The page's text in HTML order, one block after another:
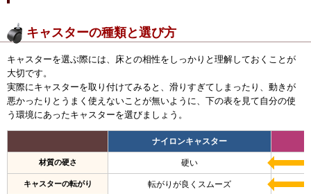
キャスターの種類と選び方
キャスターを選ぶ際には、床との相性をしっかりと理解しておくことが
大切です。
実際にキャスターを取り付けてみると、滑りすぎてしまったり、動きが
悪かったりとうまく使えないことが無いように、 下の表を見て自分の使
う環境にあったキャスターを選びましょう。
ナイロンキャスター
材質の硬さ 硬い
キャスターの転がり 転がりが良くスムーズ